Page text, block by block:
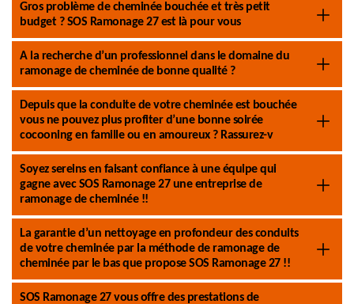
Gros problème de cheminée bouchée et très petit
budget ? SOS Ramonage 27 est là pour vous
A la recherche d’un professionnel dans le domaine du
ramonage de cheminée de bonne qualité ?
Depuis que la conduite de votre cheminée est bouchée
vous ne pouvez plus profiter d’une bonne soirée
cocooning en famille ou en amoureux ? Rassurez-v
Soyez sereins en faisant confiance à une équipe qui
gagne avec SOS Ramonage 27 une entreprise de
ramonage de cheminée !!
La garantie d’un nettoyage en profondeur des conduits
de votre cheminée par la méthode de ramonage de
cheminée par le bas que propose SOS Ramonage 27 !!
SOS Ramonage 27 vous offre des prestations de